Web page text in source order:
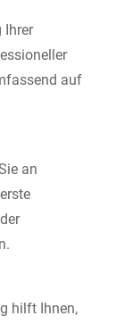
Ihrer
auf
an
hilft Ihnen,